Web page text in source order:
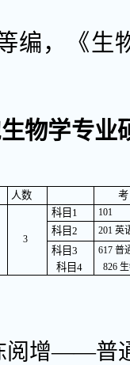
编，《生
物学专
人数
3
科目1 101
科目2 201 英
科目3
617 普
科目4 826
阅增——普